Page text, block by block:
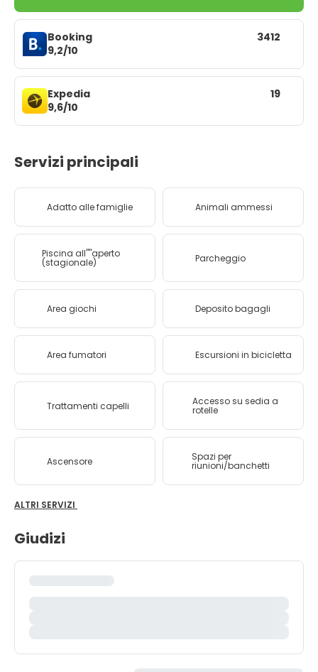
Booking
9,2/10
3412
Expedia
9,6/10
19
Servizi principali
Adatto alle famiglie Animali ammessi
Piscina all''''aperto
(stagionale) Parcheggio
Area giochi Deposito bagagli
Area fumatori Escursioni in bicicletta
Trattamenti capelli Accesso su sedia a
rotelle
Ascensore Spazi per
riunioni/banchetti
ALTRI SERVIZI
Giudizi